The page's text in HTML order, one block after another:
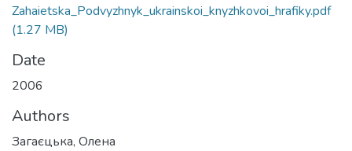
Zahaietska_Podvyzhnyk_ukrainskoi_knyzhkovoi_hrafiky.pdf
(1.27 MB)
Date
2006
Authors
Загаєцька, Олена